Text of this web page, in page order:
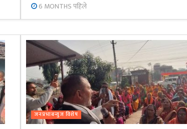
6 MONTHS पहिले
जनप्रभाबन्युज विशेष